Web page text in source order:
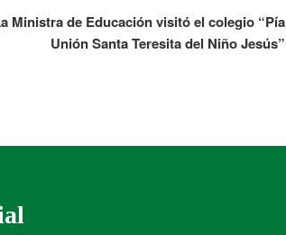
Ministra de Educación visitó el colegio “Pía
Unión Santa Teresita del Niño Jesús”